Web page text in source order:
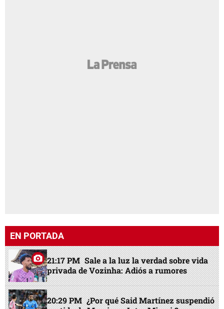
EN PORTADA
21:17 PM Sale a la luz la verdad sobre vida
privada de Vozinha: Adiós a rumores
20:29 PM ¿Por qué Said Martínez suspendió